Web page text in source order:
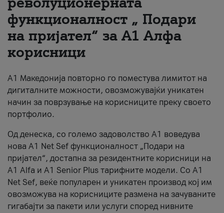
За нас
#ПодобарОнлајн
функционалност „ Подари
на пријател“ за А1 Алфа
корисници
А1 Македонија повторно го поместува лимитот на
дигиталните можности, овозможувајќи уникатен
начин за поврзување на корисниците преку своето
портфолио.
Од денеска, со големо задоволство А1 воведува
нова A1 Net Sef функционалност „Подари на
пријател“, достапна за резидентните корисници на
А1 Alfa и A1 Senior Plus тарифните модели. Со A1
Net Sef, веќе популарен и уникатен производ кој им
овозможува на корисниците размена на зачуваните
гигабајти за пакети или услуги според нивните